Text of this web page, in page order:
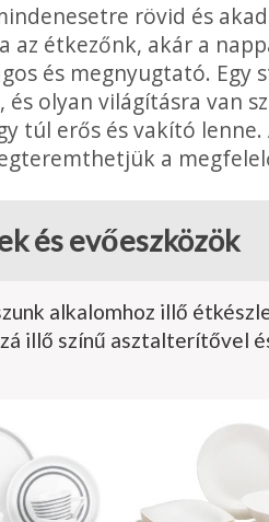
rövid és
az étkezőnk, akár a
és megnyugtató. Egy
olyan világításra van
túl erős és vakító
a
és evőeszközök
alkalomhoz illő
illő színű asztalterítővel